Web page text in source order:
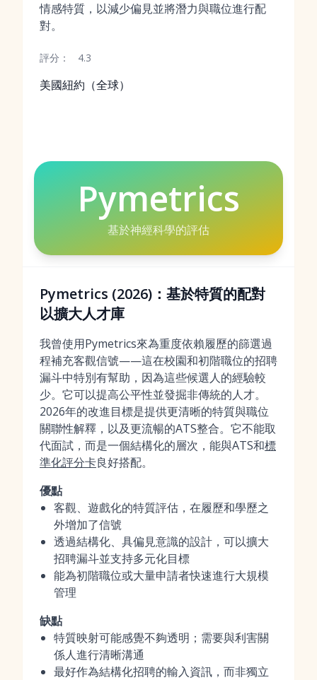
情感特質，以減少偏見並將潛力與職位進行配
對。
評分： 4.3
美國紐約（全球）
Pymetrics
基於神經科學的評估
Pymetrics (2026)：基於特質的配對
以擴大人才庫
我曾使用Pymetrics來為重度依賴履歷的篩選過
程補充客觀信號——這在校園和初階職位的招聘
漏斗中特別有幫助，因為這些候選人的經驗較
少。它可以提高公平性並發掘非傳統的人才。
2026年的改進目標是提供更清晰的特質與職位
關聯性解釋，以及更流暢的ATS整合。它不能取
代面試，而是一個結構化的層次，能與ATS和標
準化評分卡良好搭配。
優點
客觀、遊戲化的特質評估，在履歷和學歷之
外增加了信號
透過結構化、具偏見意識的設計，可以擴大
招聘漏斗並支持多元化目標
能為初階職位或大量申請者快速進行大規模
管理
缺點
特質映射可能感覺不夠透明；需要與利害關
係人進行清晰溝通
最好作為結構化招聘的輸入資訊，而非獨立